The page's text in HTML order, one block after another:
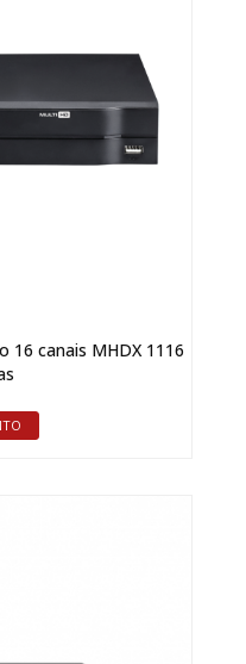
16 canais MHDX 1116